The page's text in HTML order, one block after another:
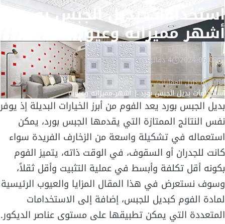
استخدامات بديل الجبس بورد |
أشهر مميزاته وعيوبه
2024-06-08 4 دقائق
الرئيسية/دليل العقارات/
استخدامات بديل الجبس بورد | أشهر مميزاته وعيوبه
بديل الجبس بورد يعد الفوم من أبرز الخيارات البديلة إذ يوفر
نفس النتائج الممتازة التي يقدمها الجبس بورد، يمكن
استعماله في تشكيلة واسعة من الزخارف الفريدة سواء
كانت للجدران أو السقوف، في الوقت ذاته، يتميز الفوم
بكونه أقل تكلفة وأبسط في عملية التثبيت وأقل ثقلاً،
وسوف نستعرض في هذا المقال المزايا والعيوب الرئيسية
لمادة الفوم كبديل للجبس، إضافة إلى الاستخدامات
المتعددة التي يمكن تطبيقها على مستوى عناصر الديكور.